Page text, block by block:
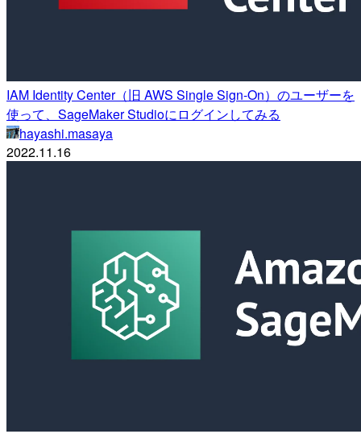
IAM Identity Center（旧 AWS Single Sign-On）のユーザーを
使って、SageMaker Studioにログインしてみる
hayashi.masaya
2022.11.16